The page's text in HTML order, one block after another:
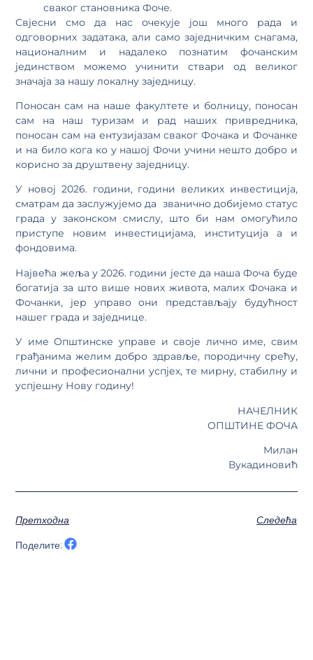
сваког становника Фоче.
Свјесни смо да нас очекује још много рада и
одговорних задатака, али само заједничким снагама,
националним и надалеко познатим фочанским
јединством можемо учинити ствари од великог
значаја за нашу локалну заједницу.
Поносан сам на наше факултете и болницу, поносан
сам на наш туризам и рад наших привредника,
поносан сам на ентузијазам сваког Фочака и Фочанке
и на било кога ко у нашој Фочи учини нешто добро и
корисно за друштвену заједницу.
У новој 2026. години, години великих инвестиција,
сматрам да заслужујемо да званично добијемо статус
града у законском смислу, што би нам омогућило
приступе новим инвестицијама, институција а и
фондовима.
Највећа жеља у 2026. години јесте да наша Фоча буде
богатија за што више нових живота, малих Фочака и
Фочанки, јер управо они представљају будућност
нашег града и заједнице.
У име Општинске управе и своје лично име, свим
грађанима желим добро здравље, породичну срећу,
лични и професионални успјех, те мирну, стабилну и
успјешну Нову годину!
НАЧЕЛНИК
ОПШТИНЕ ФОЧА
Милан
Вукадиновић
Претходна
Следећа
Поделите: